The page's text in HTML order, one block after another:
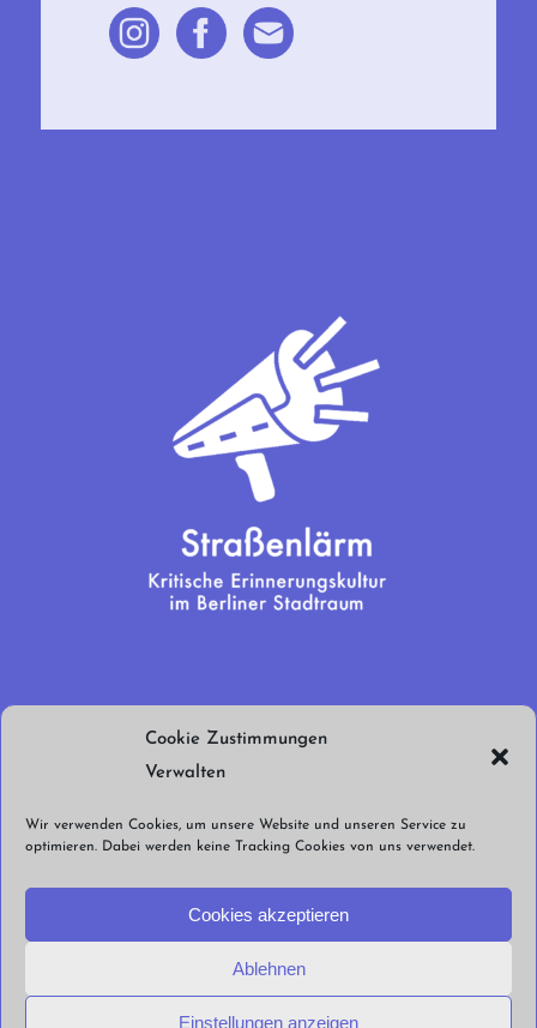
Cookie Zustimmungen
Verwalten
Wir verwenden Cookies, um unsere Website und unseren Service zu
optimieren. Dabei werden keine Tracking Cookies von uns verwendet.
Cookies akzeptieren
Ablehnen
Einstellungen anzeigen
euren Support!
Jetzt spenden!